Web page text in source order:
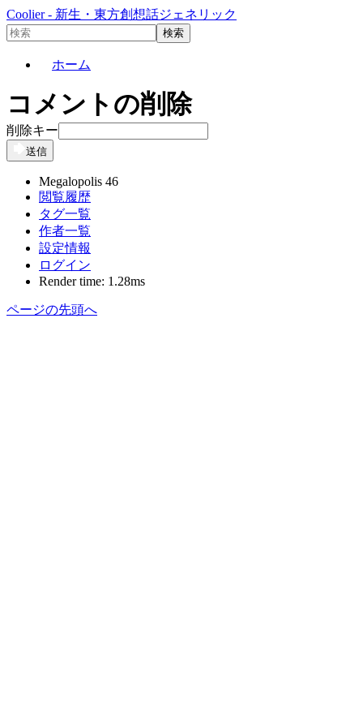
Coolier - 新生・東方創想話ジェネリック
ホーム
コメントの削除
削除キー
送信
Megalopolis 46
閲覧履歴
タグ一覧
作者一覧
設定情報
ログイン
Render time: 1.28ms
ページの先頭へ